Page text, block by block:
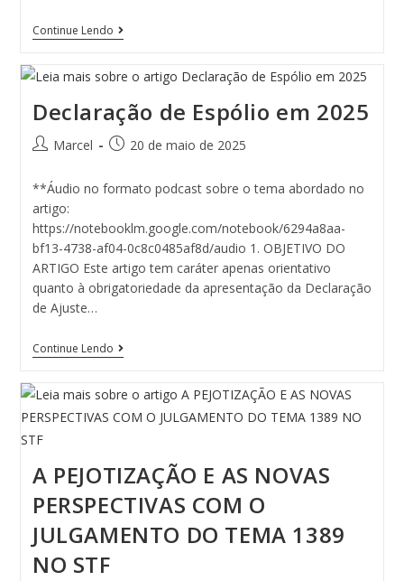
Continue Lendo
Declaração de Espólio em 2025
Marcel 20 de maio de 2025
**Áudio no formato podcast sobre o tema abordado no
artigo:
https://notebooklm.google.com/notebook/6294a8aa-
bf13-4738-af04-0c8c0485af8d/audio 1. OBJETIVO DO
ARTIGO Este artigo tem caráter apenas orientativo
quanto à obrigatoriedade da apresentação da Declaração
de Ajuste…
Continue Lendo
A PEJOTIZAÇÃO E AS NOVAS
PERSPECTIVAS COM O
JULGAMENTO DO TEMA 1389
NO STF